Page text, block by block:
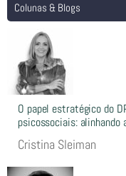
Colunas & Blogs
O papel estratégico do
psicossociais: alinhando
Cristina Sleiman